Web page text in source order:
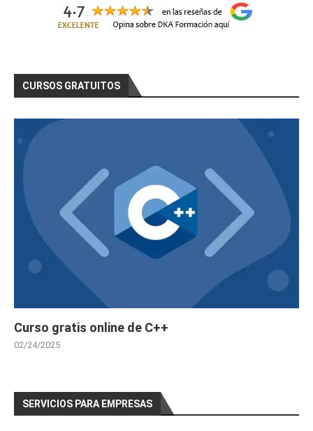
CURSOS GRATUITOS
Curso gratis online de C++
02/24/2025
SERVICIOS PARA EMPRESAS